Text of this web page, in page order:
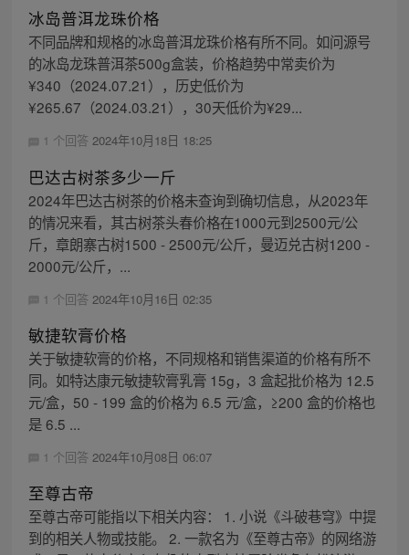
冰岛普洱龙珠价格
不同品牌和规格的冰岛普洱龙珠价格有所不同。如问源号
的冰岛龙珠普洱茶500g盒装，价格趋势中常卖价为
¥340（2024.07.21），历史低价为
¥265.67（2024.03.21），30天低价为¥29...
1 个回答 2024年10月18日 18:25
巴达古树茶多少一斤
2024年巴达古树茶的价格未查询到确切信息，从2023年
的情况来看，其古树茶头春价格在1000元到2500元/公
斤，章朗寨古树1500 - 2500元/公斤，曼迈兑古树1200 -
2000元/公斤，...
1 个回答 2024年10月16日 02:35
敏捷软膏价格
关于敏捷软膏的价格，不同规格和销售渠道的价格有所不
同。如特达康元敏捷软膏乳膏 15g，3 盒起批价格为 12.5
元/盒，50 - 199 盒的价格为 6.5 元/盒，≥200 盒的价格也
是 6.5 ...
1 个回答 2024年10月08日 06:07
至尊古帝
至尊古帝可能指以下相关内容： 1. 小说《斗破巷穹》中提
到的相关人物或技能。 2. 一款名为《至尊古帝》的网络游